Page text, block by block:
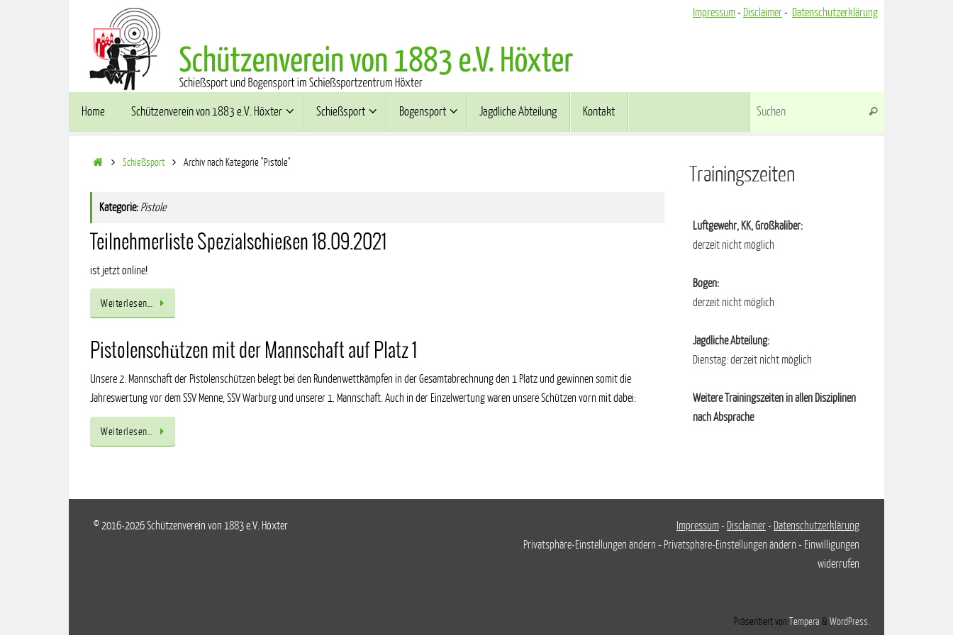
Impressum- Disclaimer- Datenschutzerklärung
InhaltHome Schützenverein von 1883 e.V. Höxter Schießsport Bogensport Jagdliche Abteilung Kontakt Suchen
Start Schießsport Archiv nach Kategorie "Pistole"
Kategorie: Pistole
Teilnehmerliste Spezialschießen 18.09.2021
ist jetzt online!
Weiterlesen…
Pistolenschützen mit der Mannschaft auf Platz 1
Unsere 2. Mannschaft der Pistolenschützen belegt bei den Rundenwettkämpfen in der Gesamtabrechnung den 1 Platz und gewinnen somit die
Jahreswertung vor dem SSV Menne, SSV Warburg und unserer 1. Mannschaft. Auch in der Einzelwertung waren unsere Schützen vorn mit dabei:
Weiterlesen…
Trainingszeiten
Luftgewehr, KK, Großkaliber:
derzeit nicht möglich
Bogen:
derzeit nicht möglich
Jagdliche Abteilung:
Dienstag: derzeit nicht möglich
Weitere Trainingszeiten in allen Disziplinen
nach Absprache
© 2016-2026 Schützenverein von 1883 e.V. Höxter Impressum- Disclaimer- Datenschutzerklärung
Privatsphäre-Einstellungen ändern - Privatsphäre-Einstellungen ändern - Einwilligungen
widerrufen
Präsentiert von Tempera & WordPress.